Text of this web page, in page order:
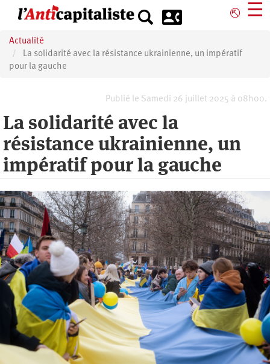
principal
⎋ ☰
Actualité
La solidarité avec la résistance ukrainienne, un impératif
pour la gauche
Publié le Samedi 26 juillet 2025 à 08h00.
La solidarité avec la
résistance ukrainienne, un
impératif pour la gauche